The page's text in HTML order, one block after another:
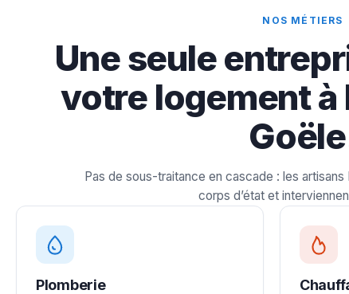
NOS MÉTIERS
Une seule
votre logement
Pas de sous-traitance en cascade : les
corps d’état et
Plomberie